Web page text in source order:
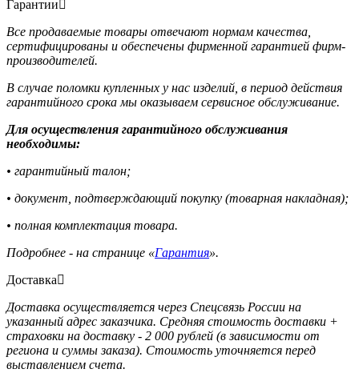
Гарантии
Все продаваемые товары отвечают нормам качества,
сертифицированы и обеспечены фирменной гарантией фирм-
производителей.
В случае поломки купленных у нас изделий, в период действия
гарантийного срока мы оказываем сервисное обслуживание.
Для осуществления гарантийного обслуживания
необходимы:
• гарантийный талон;
• документ, подтверждающий покупку (товарная накладная);
• полная комплектация товара.
Подробнее - на странице «Гарантия».
Доставка
Доставка осуществляется через Спецсвязь России на
указанный адрес заказчика. Средняя стоимость доставки +
страховки на доставку - 2 000 рублей (в зависимости от
региона и суммы заказа). Стоимость уточняется перед
выставлением счета.